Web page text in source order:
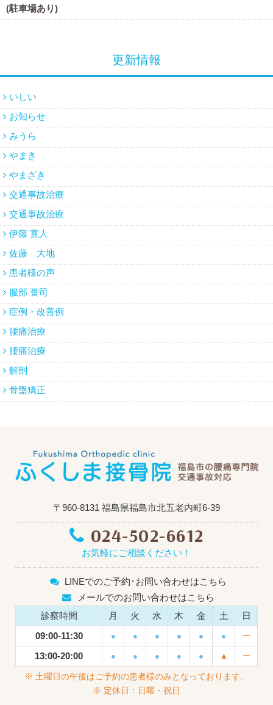
(駐車場あり)
更新情報
いしい
お知らせ
みうら
やまき
やまざき
交通事故治療
交通事故治療
伊藤 寛人
佐藤 大地
患者様の声
服部 誉司
症例・改善例
腰痛治療
腰痛治療
解剖
骨盤矯正
〒960-8131 福島県福島市北五老内町6-39
024-502-6612
お気軽にご相談ください！
LINEでのご予約･お問い合わせはこちら
メールでのお問い合わせはこちら
診察時間
月 火 水 木 金 土
日
09:00-11:30
● ● ● ● ● ● ー
13:00-20:00 ● ● ● ● ● ▲ ー
※ 土曜日の午後はご予約の患者様のみとなっております。
※ 定休日：日曜・祝日